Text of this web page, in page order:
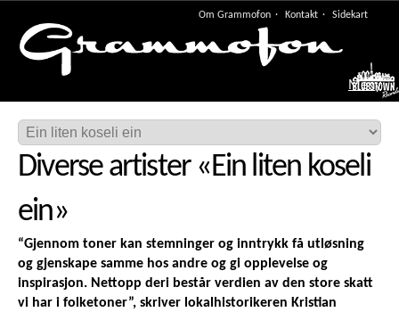
Om Grammofon Kontakt Sidekart
Meny
Diverse artister«Ein liten koseli
ein»
“Gjennom toner kan stemninger og inntrykk få utløsning
og gjenskape samme hos andre og gi opplevelse og
inspirasjon. Nettopp deri består verdien av den store skatt
vi har i folketoner”, skriver lokalhistorikeren Kristian